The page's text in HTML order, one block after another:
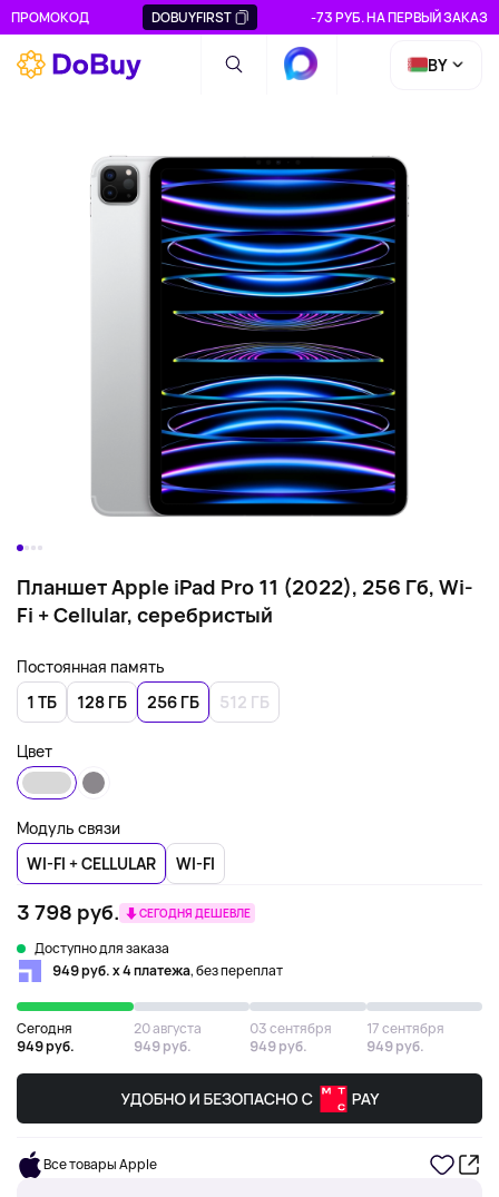
ПРОМОКОД DOBUYFIRST -73 РУБ. НА ПЕРВЫЙ ЗАКАЗ
BY
Планшет Apple iPad Pro 11 (2022), 256 Гб, Wi-
Fi + Cellular, серебристый
Постоянная память
1 ТБ
128 ГБ 256 ГБ 512 ГБ
Цвет
Модуль связи
WI-FI + CELLULAR
WI-FI
3 798 руб. СЕГОДНЯ ДЕШЕВЛЕ
Доступно для заказа
949 руб. х 4 платежа, без переплат
Сегодня
949 руб.
20 августа
949 руб.
03 сентября
949 руб.
17 сентября
949 руб.
Все товары Apple